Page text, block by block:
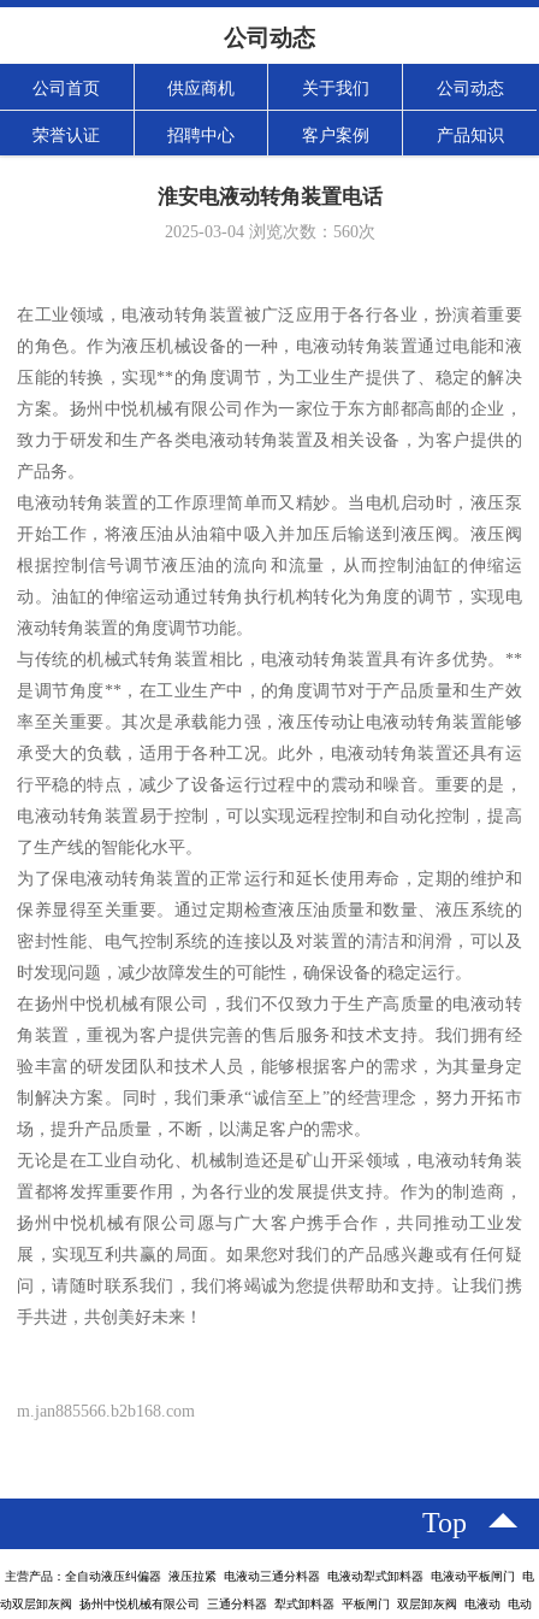
公司动态
公司首页 供应商机 关于我们 公司动态
荣誉认证 招聘中心 客户案例 产品知识
淮安电液动转角装置电话
2025-03-04浏览次数： 560次
在工业领域，电液动转角装置被广泛应用于各行各业，扮演着重要
的角色。作为液压机械设备的一种，电液动转角装置通过电能和液
压能的转换，实现**的角度调节，为工业生产提供了、稳定的解决
方案。扬州中悦机械有限公司作为一家位于东方邮都高邮的企业，
致力于研发和生产各类电液动转角装置及相关设备，为客户提供的
产品务。
电液动转角装置的工作原理简单而又精妙。当电机启动时，液压泵
开始工作，将液压油从油箱中吸入并加压后输送到液压阀。液压阀
根据控制信号调节液压油的流向和流量，从而控制油缸的伸缩运
动。油缸的伸缩运动通过转角执行机构转化为角度的调节，实现电
液动转角装置的角度调节功能。
与传统的机械式转角装置相比，电液动转角装置具有许多优势。**
是调节角度**，在工业生产中，的角度调节对于产品质量和生产效
率至关重要。其次是承载能力强，液压传动让电液动转角装置能够
承受大的负载，适用于各种工况。此外，电液动转角装置还具有运
行平稳的特点，减少了设备运行过程中的震动和噪音。重要的是，
电液动转角装置易于控制，可以实现远程控制和自动化控制，提高
了生产线的智能化水平。
为了保电液动转角装置的正常运行和延长使用寿命，定期的维护和
保养显得至关重要。通过定期检查液压油质量和数量、液压系统的
密封性能、电气控制系统的连接以及对装置的清洁和润滑，可以及
时发现问题，减少故障发生的可能性，确保设备的稳定运行。
在扬州中悦机械有限公司，我们不仅致力于生产高质量的电液动转
角装置，重视为客户提供完善的售后服务和技术支持。我们拥有经
验丰富的研发团队和技术人员，能够根据客户的需求，为其量身定
制解决方案。同时，我们秉承“诚信至上”的经营理念，努力开拓市
场，提升产品质量，不断，以满足客户的需求。
无论是在工业自动化、机械制造还是矿山开采领域，电液动转角装
置都将发挥重要作用，为各行业的发展提供支持。作为的制造商，
扬州中悦机械有限公司愿与广大客户携手合作，共同推动工业发
展，实现互利共赢的局面。如果您对我们的产品感兴趣或有任何疑
问，请随时联系我们，我们将竭诚为您提供帮助和支持。让我们携
手共进，共创美好未来！
m.jan885566.b2b168.com
Top
主营产品：全自动液压纠偏器 液压拉紧 电液动三通分料器 电液动犁式卸料器 电液动平板闸门 电
动双层卸灰阀 扬州中悦机械有限公司 三通分料器 犁式卸料器 平板闸门 双层卸灰阀 电液动 电动